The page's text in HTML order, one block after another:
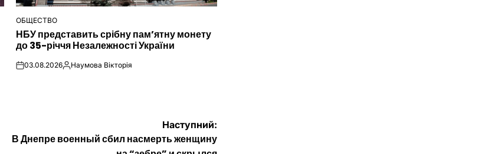
ОПУБЛІКУВАТИ
У
ОБЩЕСТВО
НБУ представить срібну пам’ятну монету
до 35-річчя Незалежності України
on03.08.2026Опубліковано
Наумова Вікторія
Наступний:
В Днепре военный сбил насмерть женщину